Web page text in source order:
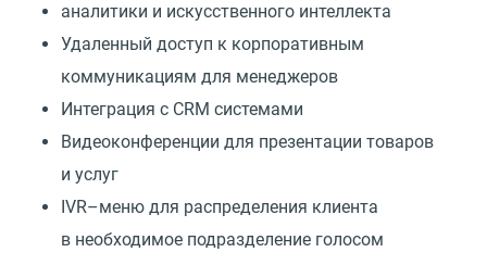
аналитики и искусственного интеллекта
Удаленный доступ к корпоративным
коммуникациям для менеджеров
Интеграция с CRM системами
Видеоконференции для презентации товаров
и услуг
IVR–меню для распределения клиента
в необходимое подразделение голосом